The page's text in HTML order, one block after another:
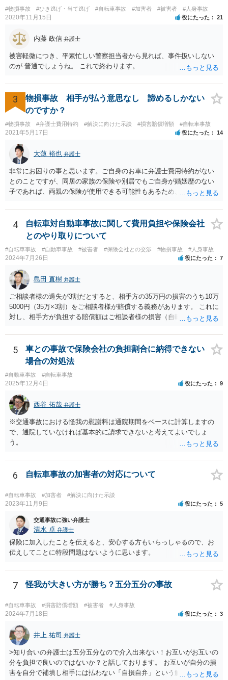
談の運びとなりました。
ょうか？ 保護費自体は差し押さえることが出来ませんが、保護費が入
金される口座は特に差押えが禁止されているわけではないので、差押
えを受けてしまう可能性はあります。 なお、動産執行については、換
価可能なものがなければ不奏功に終わると思います。
#物損事故 #ひき逃げ・当て逃げ #自転車事故 #加害者 #被害者 #人身事故
2020年11月15日 役にたった 21
内藤 政信 弁護士
被害軽微につき、平素忙しい警察担当者から見れば、事件扱いしない
のが 普通でしょうね。 これで終わります。
3
物損事故 相手が払う意思なし 諦めるしかない
のですか？
#物損事故 #弁護士費用特約 #解決に向けた示談 #損害賠償増額 #自転車事故
2021年5月17日 役にたった 14
大薄 裕也 弁護士
非常にお困りの事と思います。ご自身のお車に弁護士費用特約がない
とのことですが、同居の家族の保険や別居でもご自身が婚姻歴のない
子であれば、両親の保険が使用できる可能性もあるため、まだ確認し
特約がない場合の対応についてですが、まずは民事調停という手続き
を利用することも手かと思います。訴訟の手続きよりも話し合いを重
視したものであり、書類を作る作業も頻繁には要求されないため、ご
質問者様の状況を踏まえるとおすすめできる手続きかと考えます。具
体的な利用方法に関しては、管轄の裁判所に問い合わせいただければ
教えてもらえると思います（https://www.courts.go.jp/fukuoka/saiban/
madoguti_kani/index.html）。 以上、ご参考いただけますと幸いです。
4
自転車対自動車事故に関して費用負担や保険会社
とのやり取りについて
#自転車事故 #自動車事故 #被害者 #保険会社との交渉 #物損事故 #人身事故
2024年7月26日 役にたった 7
島田 直樹 弁護士
ご相談者様の過失が3割だとすると、相手方の35万円の損害のうち10万
5000円（35万×3割）をご相談者様が賠償する義務があります。 これに
対し、相手方が負担する賠償額はご相談者様の損害（自転車の修理費
なります。 したがって、ご相談者様の損害が、16万円（相手方賠償額
16万円×7割＝10万4800円）を超えれば、賠償として受け取る金額の方
が多くなります。 なお、通院慰謝料は、裁判基準で1か月で28万円、2
か月で52万円が相場となりますが、任意交渉では一定割合減額（3割減
など）されることが実務では多いです。
5
車との事故で保険会社の負担割合に納得できない
場合の対処法
#自動車事故 #自転車事故
2025年12月4日 役にたった 9
西谷 拓哉 弁護士
※交通事故における怪我の慰謝料は通院期間をベースに計算しますの
で、通院していなければ基本的に請求できないと考えてよいでしょ
う。
6 自転車事故の加害者の対応について
#自転車事故 #加害者 #解決に向けた示談
2023年11月9日 役にたった 5
交通事故に強い弁護士
清水 卓 弁護士
保険に加入したことを伝えると、安心する方もいらっしゃるので、お
伝えしてことに特段問題はないように思います。
7 怪我が大きい方が勝ち？五分五分の事故
#自転車事故 #損害賠償増額 #被害者 #人身事故
2024年7月18日 役にたった 3
井上 祐司 弁護士
>知り合いの弁護士は五分五分なので介入出来ない！お互いがお互いの
分を負担で良いのではないか？と話しております。 お互いが自分の損
害を自分で補填し相手には払わない「自損自弁」という解決方法です